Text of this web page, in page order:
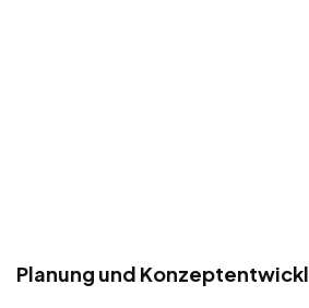
Planung und